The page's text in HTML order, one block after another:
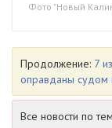
Фото "Новый
Продолжение: 7
оправданы судом
Все новости по